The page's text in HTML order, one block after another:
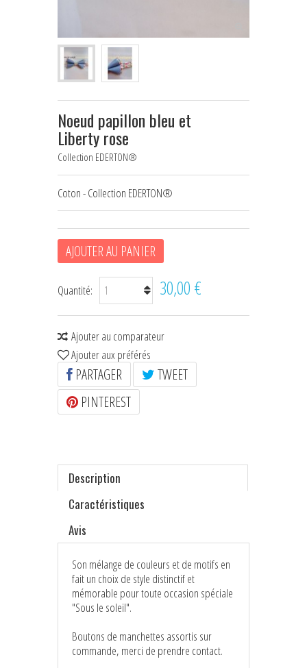
PETITS ACCESSOIRES TEXTILES
CRAVATES & PLASTRONS D'ÉQUITATION
HOUSSES D'ÉTRIERS
POCHES À FRIANDISES
BIJOUX DE LICOL
CEINTURES DE SMOKING
CHÈQUES CADEAU
Noeud papillon bleu et
Liberty rose
Collection EDERTON®
Coton - Collection EDERTON®
AJOUTER AU PANIER
Quantité: 30,00 €
Ajouter au comparateur
Ajouter aux préférés
PARTAGER
TWEET
PINTEREST
Description
Caractéristiques
Avis
Son mélange de couleurs et de motifs en
fait un choix de style distinctif et
mémorable pour toute occasion spéciale
"Sous le soleil".
Boutons de manchettes assortis sur
commande, merci de prendre contact.